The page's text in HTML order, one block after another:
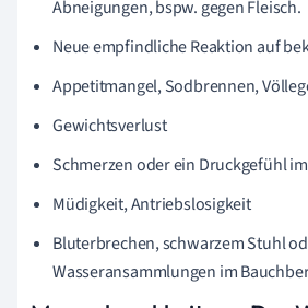
Abneigungen, bspw. gegen Fleisch.
Neue empfindliche Reaktion auf
Appetitmangel, Sodbrennen,
Gewichtsverlust
Schmerzen oder ein Druckgefühl
Müdigkeit, Antriebslosigkeit
Bluterbrechen, schwarzem Stuhl
Wasseransammlungen im